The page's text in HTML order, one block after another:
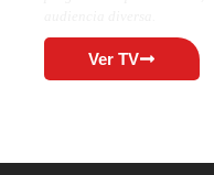
Ver TV